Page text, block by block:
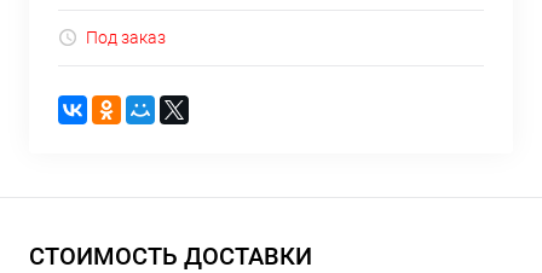
Под заказ
СТОИМОСТЬ ДОСТАВКИ